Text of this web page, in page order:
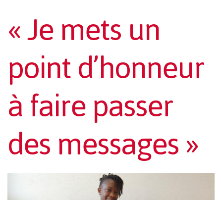
« Je mets un
point d’honneur
à faire passer
des messages »